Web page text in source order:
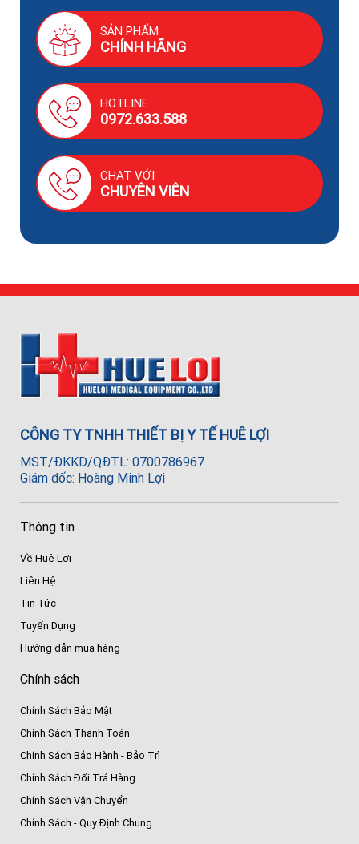
SẢN PHẨM
CHÍNH HÃNG
HOTLINE
0972.633.588
CHAT VỚI
CHUYÊN VIÊN
CÔNG TY TNHH THIẾT BỊ Y TẾ HUÊ LỢI
MST/ĐKKD/QĐTL: 0700786967
Giám đốc: Hoàng Minh Lợi
Thông tin
Về Huê Lợi
Liên Hệ
Tin Tức
Tuyển Dụng
Hướng dẫn mua hàng
Chính sách
Chính Sách Bảo Mật
Chính Sách Thanh Toán
Chính Sách Bảo Hành - Bảo Trì
Chính Sách Đổi Trả Hàng
Chính Sách Vận Chuyển
Chính Sách - Quy Định Chung